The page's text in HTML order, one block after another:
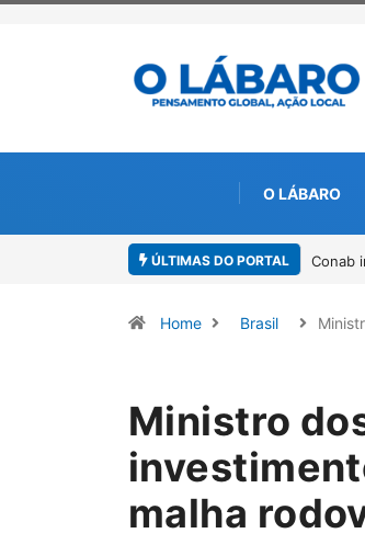
O LÁBARO
ÚLTIMAS DO PORTAL
Home Brasil
Ministro
malha